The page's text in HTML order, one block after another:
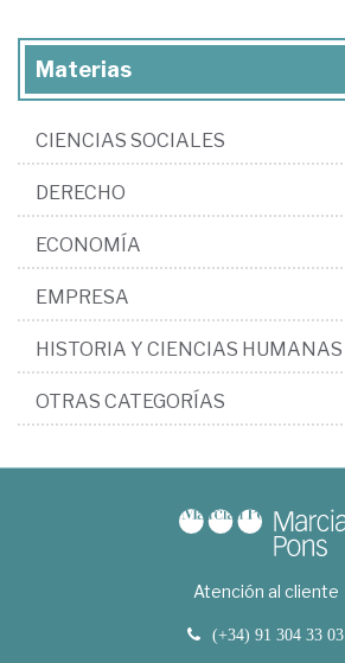
Materias
CIENCIAS SOCIALES
DERECHO
ECONOMÍA
EMPRESA
HISTORIA Y CIENCIAS HUMANAS
OTRAS CATEGORÍAS
Atención al cliente
(+34) 91 304 33 03